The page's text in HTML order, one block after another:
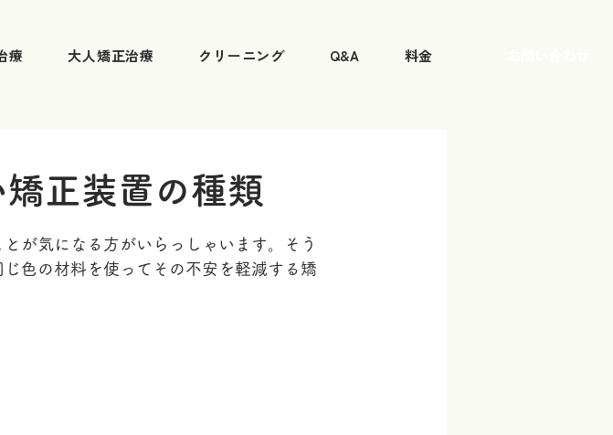
療 大人矯正治療 クリーニング Q&A 料金
正装置の種類
が気になる方がいらっしゃいます。そう
色の材料を使ってその不安を軽減する矯